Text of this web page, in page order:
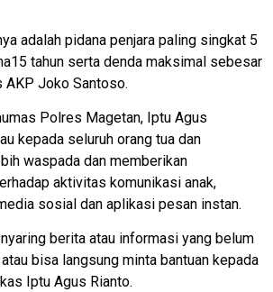
adalah pidana penjara paling singkat 5
tahun serta denda maksimal sebesar
AKP Joko Santoso.
Polres Magetan, Iptu Agus
kepada seluruh orang tua dan
waspada dan memberikan
aktivitas komunikasi anak,
sosial dan aplikasi pesan instan.
berita atau informasi yang belum
bisa langsung minta bantuan kepada
Iptu Agus Rianto.